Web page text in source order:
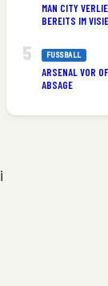
MAN CITY
BEREITS IM
FUSSBALL
ARSENAL VOR
ABSAGE